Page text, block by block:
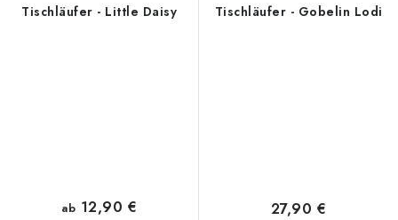
Tischläufer - Little Daisy
ab 12,90 €
Tischläufer - Gobelin Lodi
27,90 €